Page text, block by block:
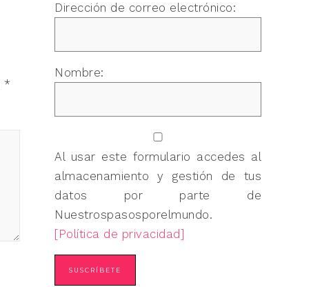
*
Dirección de correo electrónico:
Nombre:
Al usar este formulario accedes al
almacenamiento y gestión de tus
datos por parte de
Nuestrospasosporelmundo.
[Política de privacidad]